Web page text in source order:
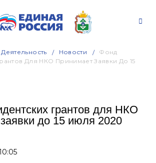
Новости
Фонд
Для НКО Принимает Заявки До 15
грантов для НКО
до 15 июля 2020